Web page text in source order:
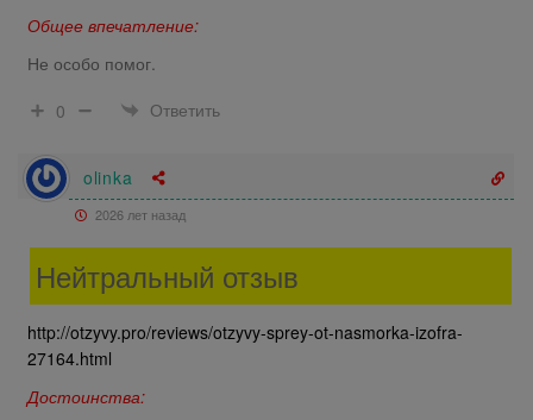
Общее впечатление:
Не особо помог.
0
Ответить
olinka
2026 лет назад
Нейтральный отзыв
http://otzyvy.pro/reviews/otzyvy-sprey-ot-nasmorka-izofra-
27164.html
Достоинства: